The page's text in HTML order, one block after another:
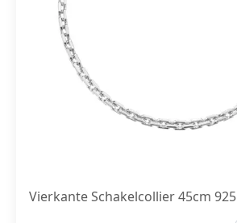
Vierkante Schakelcollier 45cm 925